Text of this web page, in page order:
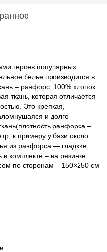
героев популярных
белье производится в
– ранфорс, 100% хлопок.
ткань, которая отличается
Это крепкая,
и долго
ранфорса –
к примеру у бязи около
из ранфорса — гладкие,
комплекте – на резинке.
по сторонам – 150×250 см